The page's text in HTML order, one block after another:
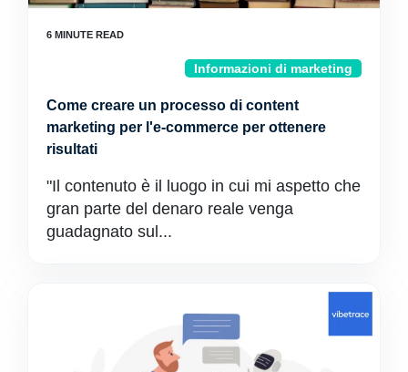
Informazioni di marketing
Come creare un processo di content
marketing per l'e-commerce per ottenere
risultati
"Il contenuto è il luogo in cui mi aspetto che
gran parte del denaro reale venga
guadagnato sul...